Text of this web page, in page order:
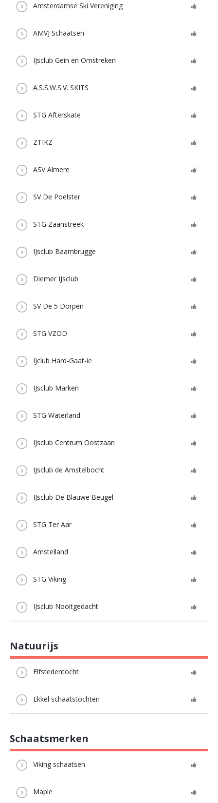
Amsterdamse Ski Vereniging
AMVJ Schaatsen
IJsclub Gein en Omstreken
A.S.S.W.S.V. SKITS
STG Afterskate
ZTIKZ
ASV Almere
SV De Poelster
STG Zaanstreek
IJsclub Baambrugge
Diemer IJsclub
SV De 5 Dorpen
STG VZOD
IJclub Hard-Gaat-ie
IJsclub Marken
STG Waterland
IJsclub Centrum Oostzaan
IJsclub de Amstelbocht
IJsclub De Blauwe Beugel
STG Ter Aar
Amstelland
STG Viking
IJsclub Nooitgedacht
Natuurijs
Elfstedentocht
Ekkel schaatstochten
Schaatsmerken
Viking schaatsen
Maple